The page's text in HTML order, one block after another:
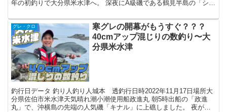
年の初釣りで大分県米水津へ。 深夜にA級磯である鶴見半島の「シオ
グレ・クロ
寒グレの開幕がもうすぐ？？？
40cmアップ混じりの数釣り〜大
分県米水津
釣行日データ 釣り人釣り人城本 透釣行日時2022年11月17日場所大
分県佐伯市米水津天気晴れ潮小潮使用船政進丸 朝5時出船の「政進
丸」で、沖横島の先端の人気磯「キナル」に上礁しました。 夜が明